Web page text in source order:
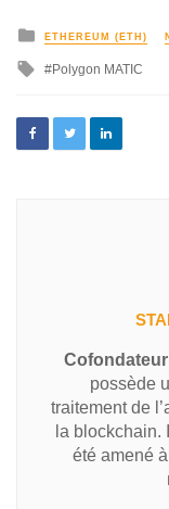
ETHEREUM (ETH)
Polygon MATIC
possède
traitement de
la blockchain.
été amené